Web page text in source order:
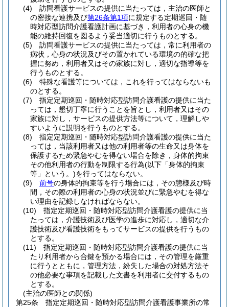
(4)
訪問看護サービスの提供に当たっては，主治の医師と
の密接な連携及び第26条第1項に規定する定期巡回・随
時対応型訪問介護看護計画に基づき，利用者の心身の機
能の維持回復を図るよう妥当適切に行うものとする。
(5)
訪問看護サービスの提供に当たっては，常に利用者の
病状，心身の状況及びその置かれている環境の的確な把
握に努め，利用者又はその家族に対し，適切な指導等を
行うものとする。
(6)
特殊な看護等については，これを行ってはならないも
のとする。
(7)
指定定期巡回・随時対応型訪問介護看護の提供に当た
っては，懇切丁寧に行うことを旨とし，利用者又はその
家族に対し，サービスの提供方法等について，理解しや
すいように説明を行うものとする。
(8)
指定定期巡回・随時対応型訪問介護看護の提供に当た
っては，当該利用者又は他の利用者等の生命又は身体を
保護するため緊急やむを得ない場合を除き，身体的拘束
その他利用者の行動を制限する行為(以下「身体的拘束
等」という。)を行ってはならない。
(9)
前号の身体的拘束等を行う場合には，その態様及び時
間，その際の利用者の心身の状況並びに緊急やむを得な
い理由を記録しなければならない。
(10)
指定定期巡回・随時対応型訪問介護看護の提供に当
たっては，介護技術及び医学の進歩に対応し，適切な介
護技術及び看護技術をもってサービスの提供を行うもの
とする。
(11)
指定定期巡回・随時対応型訪問介護看護の提供に当
たり利用者から合鍵を預かる場合には，その管理を厳重
に行うとともに，管理方法，紛失した場合の対処方法そ
の他必要な事項を記載した文書を利用者に交付するもの
とする。
(主治の医師との関係)
第25条
指定定期巡回・随時対応型訪問介護看護事業所の常